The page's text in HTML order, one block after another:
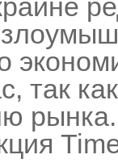
так
рынка.